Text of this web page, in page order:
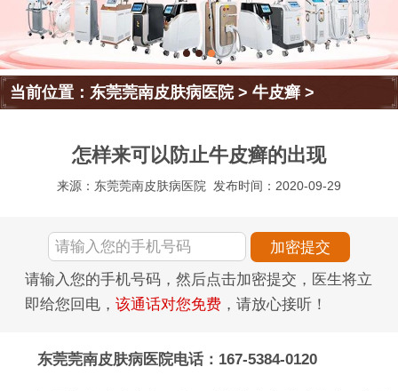
当前位置：东莞莞南皮肤病医院>牛皮癣 >
怎样来可以防止牛皮癣的出现
来源：东莞莞南皮肤病医院 发布时间：2020-09-29
请输入您的手机号码，然后点击加密提交，医生将立
即给您回电， 该通话对您免费 ，请放心接听！
东莞莞南皮肤病医院电话：167-5384-0120